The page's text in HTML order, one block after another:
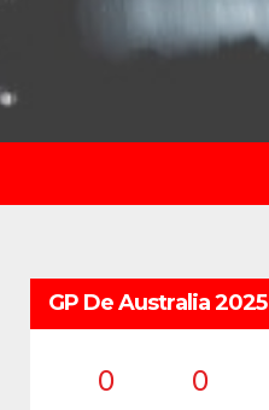
GP De Australia 2025
0 0